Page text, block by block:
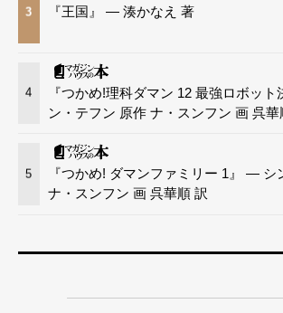
3 『王国』 — 湊かなえ 著
4
『つかめ!理科ダマン 12 最強ロボッ
ン・テフン 原作 ナ・スンフン 画 呉華
5
『つかめ! ダマンファミリー 1』 — シ
ナ・スンフン 画 呉華順 訳